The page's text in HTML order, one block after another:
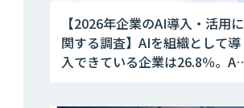
【2026年企業のAI導入・活用に
関する調査】AIを組織として導
入できている企業は26.8％。AI